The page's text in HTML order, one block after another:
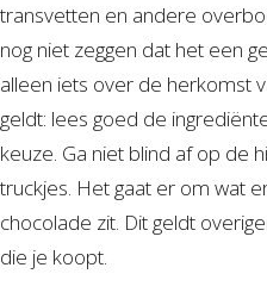
transvetten en andere
nog niet zeggen dat het een
alleen iets over de herkomst
geldt: lees goed de
keuze. Ga niet blind af op de
truckjes. Het gaat er om wat
chocolade zit. Dit geldt
die je koopt.